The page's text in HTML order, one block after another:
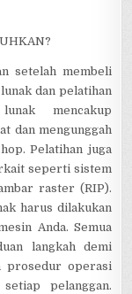
setelah membeli
dan pelatihan
mencakup
dan mengunggah
Pelatihan juga
seperti sistem
raster (RIP).
harus dilakukan
Anda. Semua
langkah demi
prosedur operasi
pelanggan.